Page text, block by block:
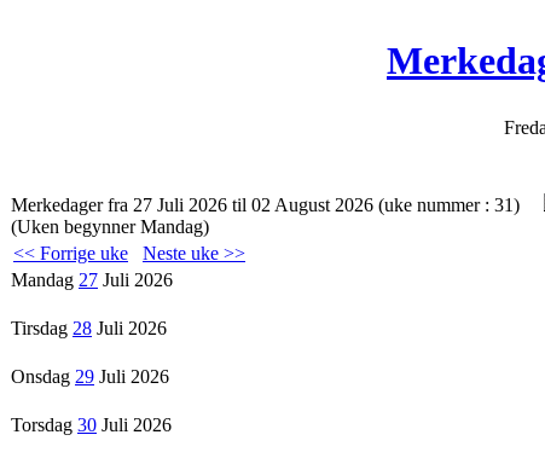
Merkedager fra 27 Juli 2026 til 02 August 2026 (uke nummer : 31)
(Uken begynner Mandag)
<< Forrige uke
Neste uke >>
Mandag 27 Juli 2026
Tirsdag 28 Juli 2026
Onsdag 29 Juli 2026
Torsdag 30 Juli 2026